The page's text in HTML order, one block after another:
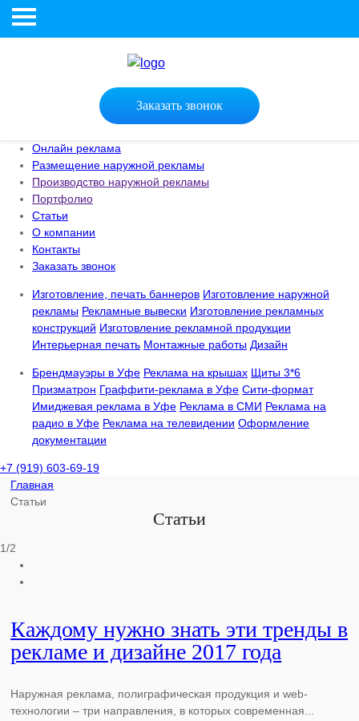
Заказать звонок
Онлайн реклама
Размещение наружной рекламы
Производство наружной рекламы
Портфолио
Статьи
О компании
Контакты
Заказать звонок
Изготовление, печать баннеров Изготовление наружной
рекламы Рекламные вывески Изготовление рекламных
конструкций Изготовление рекламной продукции
Интерьерная печать Монтажные работы Дизайн
Брендмауэры в Уфе Реклама на крышах Щиты 3*6
Призматрон Граффити-реклама в Уфе Сити-формат
Имиджевая реклама в Уфе Реклама в СМИ Реклама на
радио в Уфе Реклама на телевидении Оформление
документации
+7 (919) 603-69-19
Главная
Статьи
Статьи
1/2
Каждому нужно знать эти тренды в
рекламе и дизайне 2017 года
Наружная реклама, полиграфическая продукция и web-
технологии – три направления, в которых современная...